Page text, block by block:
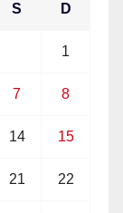
S D
1
7 8
14 15
21 22